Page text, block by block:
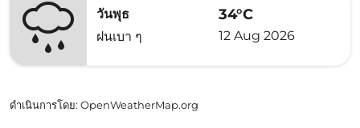
วันพุธ
ฝนเบา ๆ
34°C
12 Aug 2026
ดำเนินการโดย: OpenWeatherMap.org